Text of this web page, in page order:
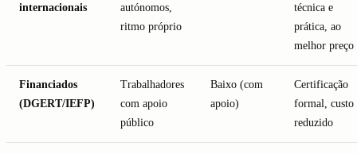
internacionais
autónomos,
ritmo próprio
técnica e
prática, ao
melhor preço
Financiados
(DGERT/IEFP)
Trabalhadores
com apoio
público
Baixo (com
apoio)
Certificação
formal, custo
reduzido